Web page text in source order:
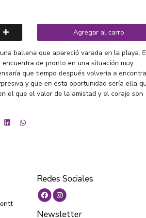
Agregar al carro
ballena que apareció varada en la playa.
de pronto en una situación muy
que tiempo después volvería a
y que en esta oportunidad sería ella
el que el valor de la amistad y el coraje son
Redes Sociales
Newsletter